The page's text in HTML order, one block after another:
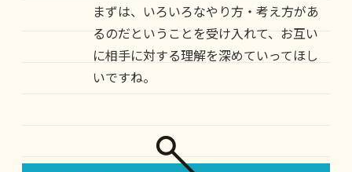
まずは、いろいろなやり方・考え方があ
るのだということを受け入れて、お互い
に相手に対する理解を深めていってほし
いですね。